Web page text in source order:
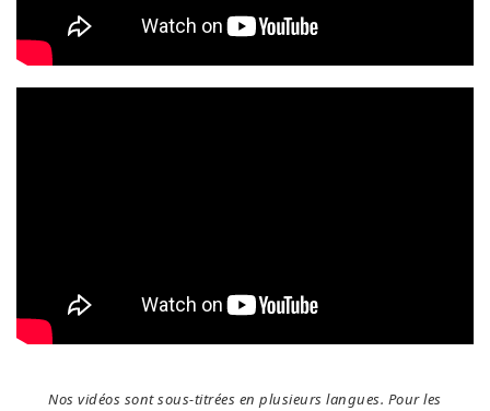
Nos vidéos sont sous-titrées en plusieurs langues. Pour les